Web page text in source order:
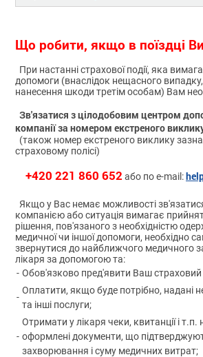
Що робити, якщо в поїздці
При настанні страхової події, яка
допомоги (внаслідок нещасного
нанесення шкоди третім особам) Вам
Зв'язатися з цілодобовим центром
компанії за номером екстреного
(також номер екстреного виклику
страховому полісі)
+420 221 860 652 або по e-mail:
Якщо у Вас немає можливості
компанією або ситуація вимагає
рішення, пов'язаного з необхідністю
медичної чи іншої допомоги, необхідно
звернутися до найближчого медичного
лікаря за допомогою та:
- Обов'язково пред'явити Ваш страховий
-
Оплатити, якщо буде потрібно, надані
та інші послуги;
-
Отримати у лікаря чеки, квитанції і
оформлені документи, що
захворювання і суму медичних витрат;